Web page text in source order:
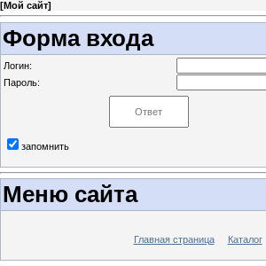
[Мой сайт]
Форма входа
Логин:
Пароль:
запомнить
Меню сайта
Главная страница Каталог